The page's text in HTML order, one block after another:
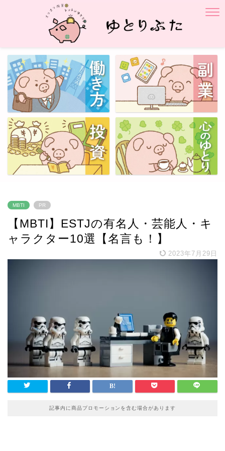
MBTI PR
【MBTI】ESTJの有名人・芸能人・キ
ャラクター10選【名言も！】
2023年7月29日
記事内に商品プロモーションを含む場合があります